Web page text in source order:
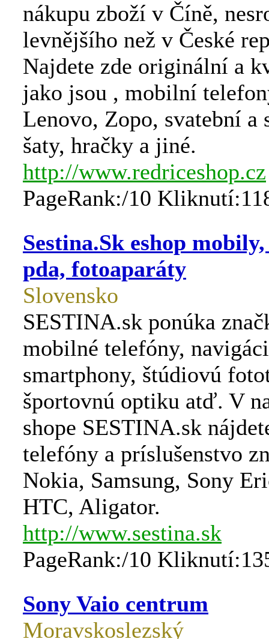
nákupu zboží v Číně,
levnějšího než v České
Najdete zde originální a
jako jsou , mobilní
Lenovo, Zopo, svatební a
šaty, hračky a jiné.
http://www.redriceshop.cz
PageRank:/10
Sestina.Sk eshop
pda, fotoaparáty
Slovensko
SESTINA.sk ponúka
mobilné telefóny,
smartphony, štúdiovú
športovnú optiku atď. V
shope SESTINA.sk
telefóny a príslušenstvo
Nokia, Samsung, Sony
HTC, Aligator.
http://www.sestina.sk
PageRank:/10
Sony Vaio centrum
Moravskoslezský